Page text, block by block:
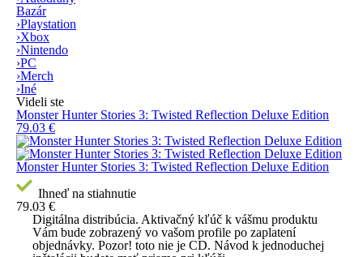
Bazár
›Playstation
›Xbox
›Nintendo
›PC
›Merch
›Iné
Videli ste
Monster Hunter Stories 3: Twisted Reflection Deluxe Edition
79.03 €
Monster Hunter Stories 3: Twisted Reflection Deluxe Edition
Ihneď na stiahnutie
79.03 €
Digitálna distribúcia. Aktivačný kľúč k vášmu produktu
Vám bude zobrazený vo vašom profile po zaplatení
objednávky. Pozor! toto nie je CD. Návod k jednoduchej